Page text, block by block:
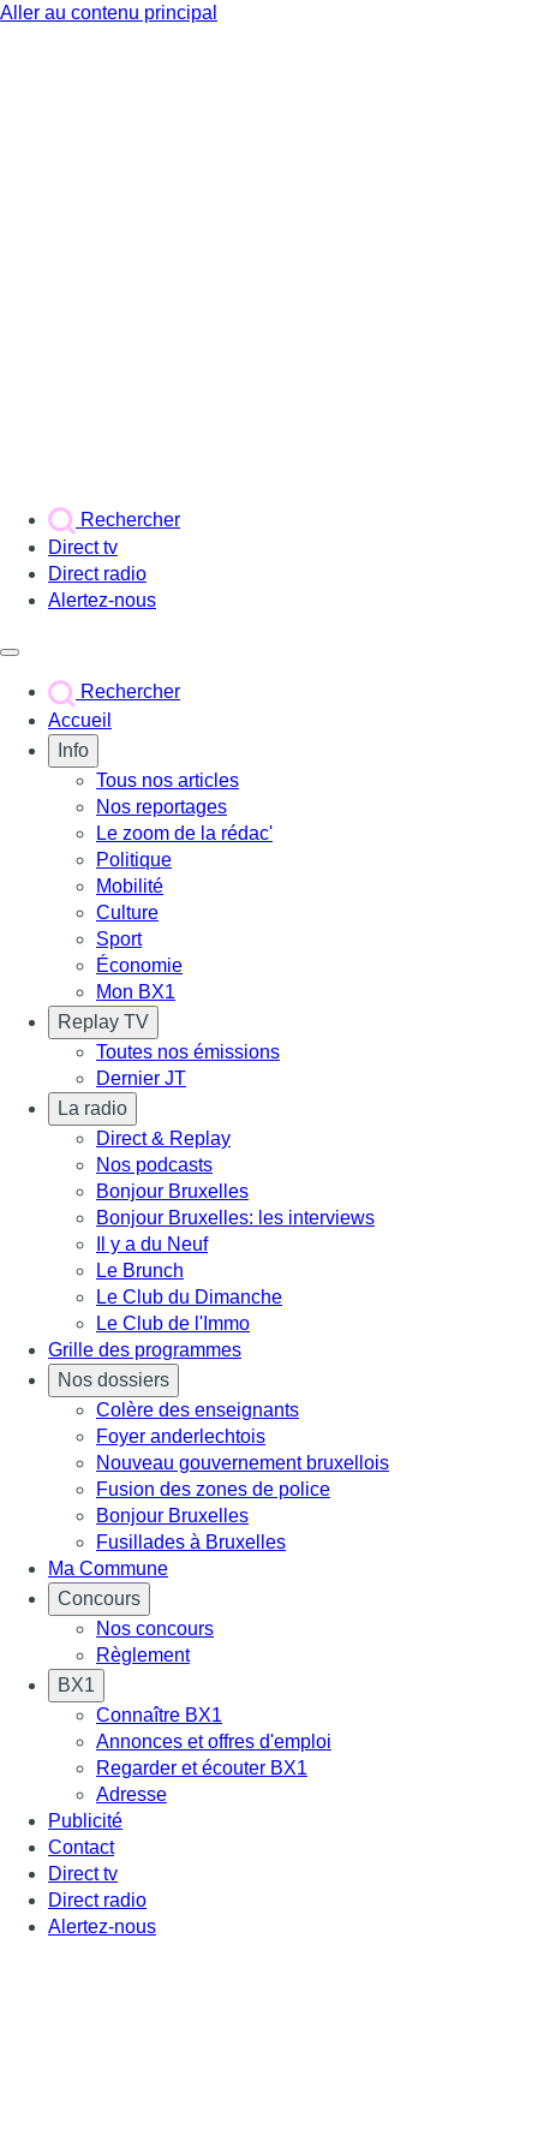
Aller au contenu principal
Rechercher
Direct tv
Direct radio
Alertez-nous
Rechercher
Accueil
Info
Tous nos articles
Nos reportages
Le zoom de la rédac'
Politique
Mobilité
Culture
Sport
Économie
Mon BX1
Replay TV
Toutes nos émissions
Dernier JT
La radio
Direct & Replay
Nos podcasts
Bonjour Bruxelles
Bonjour Bruxelles: les interviews
Il y a du Neuf
Le Brunch
Le Club du Dimanche
Le Club de l'Immo
Grille des programmes
Nos dossiers
Colère des enseignants
Foyer anderlechtois
Nouveau gouvernement bruxellois
Fusion des zones de police
Bonjour Bruxelles
Fusillades à Bruxelles
Ma Commune
Concours
Nos concours
Règlement
BX1
Connaître BX1
Annonces et offres d'emploi
Regarder et écouter BX1
Adresse
Publicité
Contact
Direct tv
Direct radio
Alertez-nous